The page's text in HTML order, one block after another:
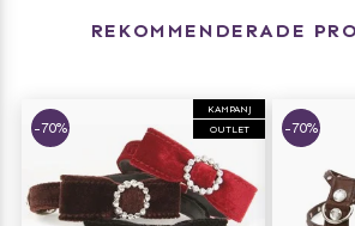
REKOMMENDERADE
KAMPANJ
OUTLET
-70% -70%